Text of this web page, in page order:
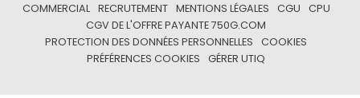
COMMERCIAL
RECRUTEMENT MENTIONS LÉGALES CGU
CPU
CGV DE L'OFFRE PAYANTE 750G.COM
PROTECTION DES DONNÉES PERSONNELLES
COOKIES
PRÉFÉRENCES COOKIES
GÉRER UTIQ